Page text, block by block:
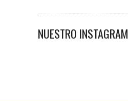
NUESTRO INSTAGRAM